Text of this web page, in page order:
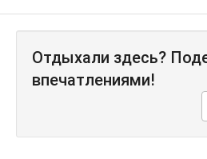
Отдыхали здесь?
впечатлениями!